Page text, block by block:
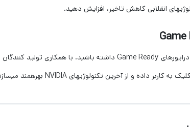
انقلابی کاهش تاخیر، افزایش دهید.
Game
Game Readyداشته باشید. با همکاری تولید
به کاربر داده و از آخرین تکنولوژی‏های NVIDIAبهره‏مند